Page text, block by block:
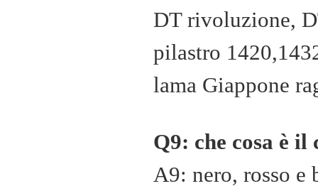
DT rivoluzione,
pilastro
lama Giappone
Q9: che cosa è
A9: nero, rosso e